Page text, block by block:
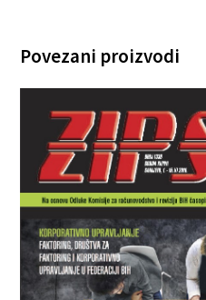
Povezani proizvodi